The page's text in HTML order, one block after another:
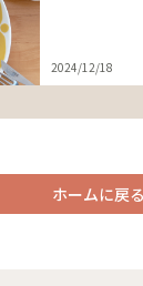
2024/12/18
ホームに戻る